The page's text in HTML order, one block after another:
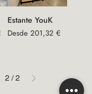
Estante YouK
Desde 201,32 €
Precio de oferta
2 / 2